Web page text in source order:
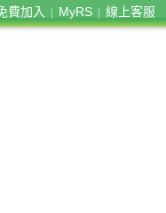
費加入 MyRS 線上客服